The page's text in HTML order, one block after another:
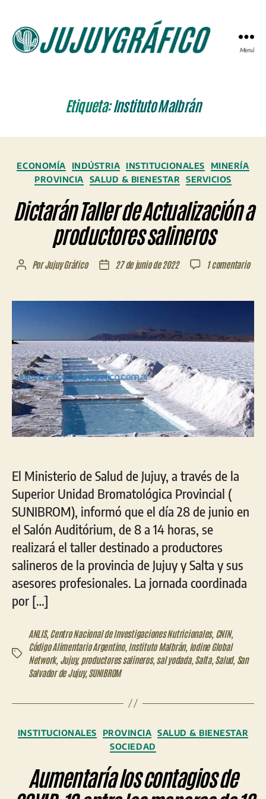
Menú
Etiqueta:Instituto Malbrán
Categorías
ECONOMÍA INDÚSTRIA INSTITUCIONALES
MINERÍA
PROVINCIA
SALUD & BIENESTAR SERVICIOS
Dictarán Taller de Actualización a
productores salineros
Autor
entrada
PorJujuy Gráfico
Fecha
entrada
27 de junio de 2022 1 comentarioen
de
El Ministerio de Salud de Jujuy, a través de la
Superior Unidad Bromatológica Provincial (
SUNIBROM), informó que el día 28 de junio en
el Salón Auditórium, de 8 a 14 horas, se
realizará el taller destinado a productores
salineros de la provincia de Jujuy y Salta y sus
asesores profesionales. La jornada coordinada
por […]
Etiquetas
ANLIS, Centro Nacional de Investigaciones Nutricionales, CNIN,
Código Alimentario Argentino, Instituto Malbrán, Iodine Global
Network, Jujuy,productores salineros, sal yodada, Salta, Salud, San
Salvador de Jujuy,SUNIBROM
Categorías
INSTITUCIONALES PROVINCIA
SALUD & BIENESTAR
SOCIEDAD
Aumentaría los contagios de